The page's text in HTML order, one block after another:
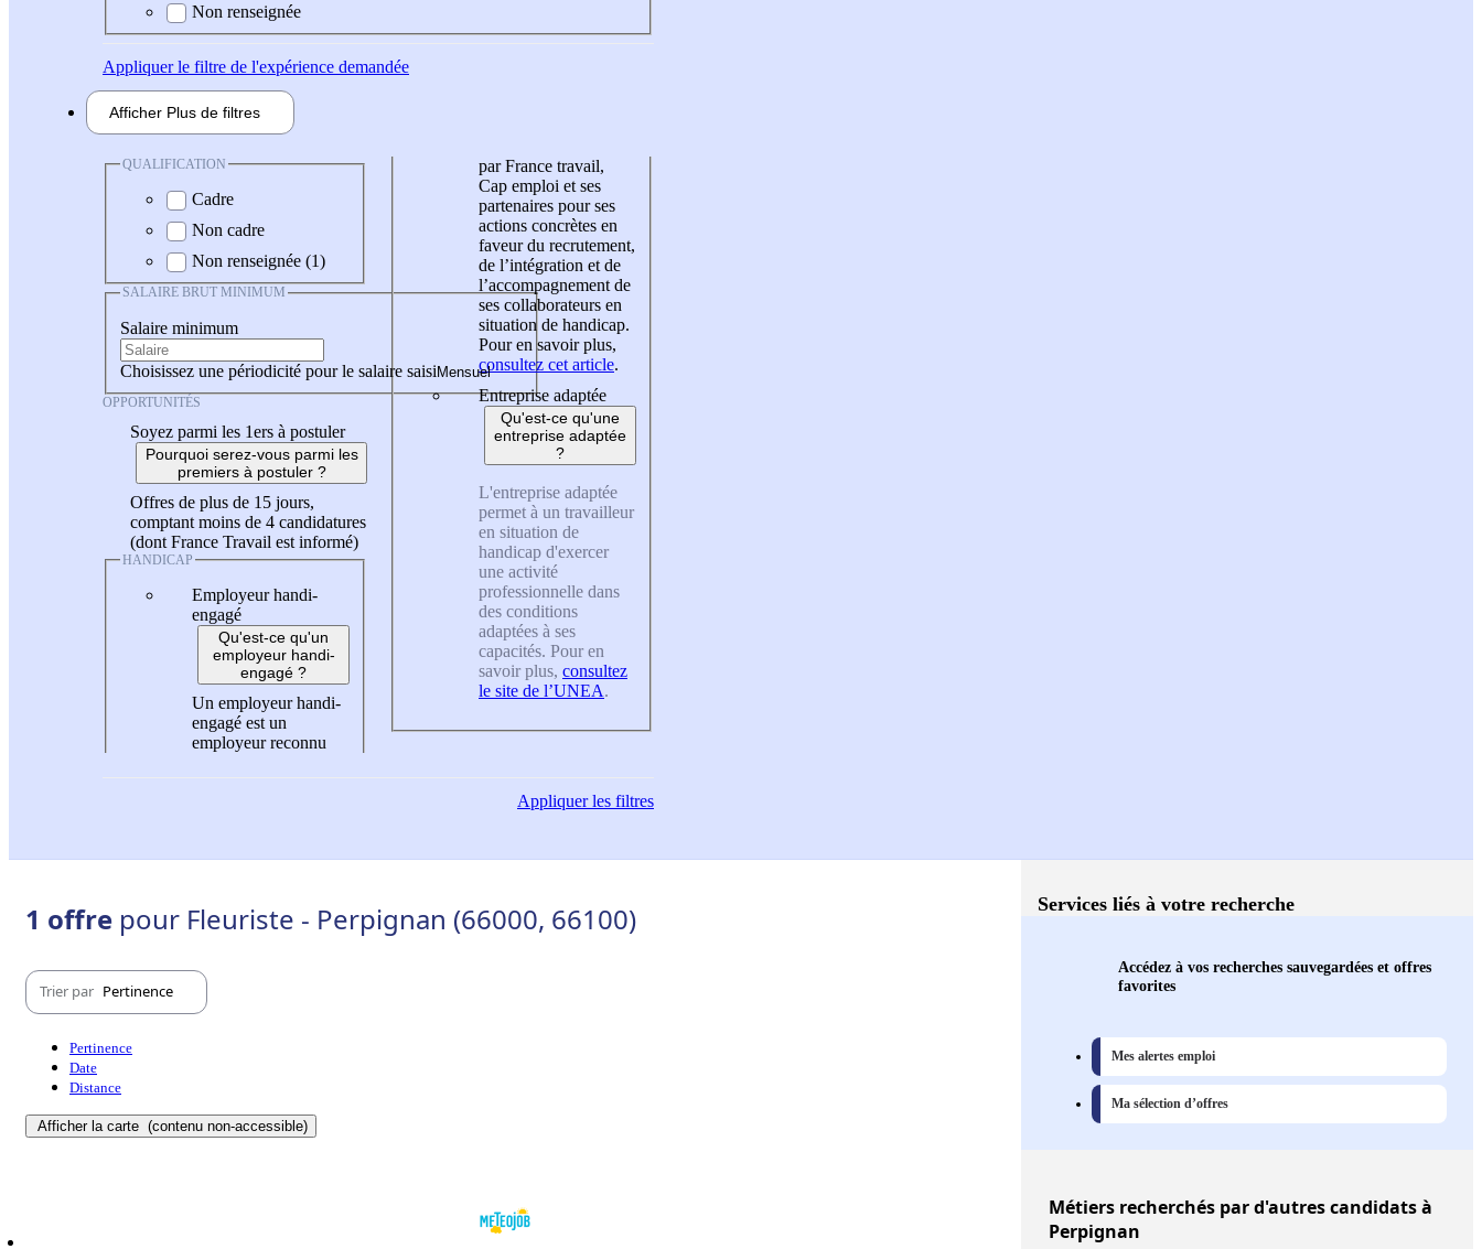
Non renseignée
Appliquerle filtre de l'expérience demandée
Afficher Plus de filtres
QUALIFICATION
Cadre
Non cadre
Non renseignée (1)
SALAIRE BRUT MINIMUM
Salaire minimum
Choisissez une périodicité pour le salaire saisi
OPPORTUNITÉS
Soyez parmi les 1ers à postuler
Pourquoi serez-vous parmi les
premiers à postuler ?
Offres de plus de 15 jours,
comptant moins de 4 candidatures
(dont France Travail est informé)
HANDICAP
Employeur handi-
engagé
Qu'est-ce qu'un
employeur handi-
engagé ?
Un employeur handi-
engagé est un
employeur reconnu
par France travail,
Cap emploi et ses
partenaires pour ses
actions concrètes en
faveur du recrutement,
de l’intégration et de
l’accompagnement de
ses collaborateurs en
situation de handicap.
Pour en savoir plus,
consultez cet article.
Entreprise adaptée
Qu'est-ce qu'une
entreprise adaptée
?
L'entreprise adaptée
permet à un travailleur
en situation de
handicap d'exercer
une activité
professionnelle dans
des conditions
adaptées à ses
capacités. Pour en
savoir plus, consultez
le site de l’UNEA.
Appliquerles filtres
1 offre pour Fleuriste - Perpignan (66000, 66100)
Trier par Pertinence
Pertinence
Date
Distance
Afficher la carte (contenu non-accessible)
Services liés à votre recherche
Accédez à vos recherches sauvegardées et offres
favorites
Mes alertes emploi
Ma sélection d’offres
Métiers recherchés par d'autres candidats à
Perpignan